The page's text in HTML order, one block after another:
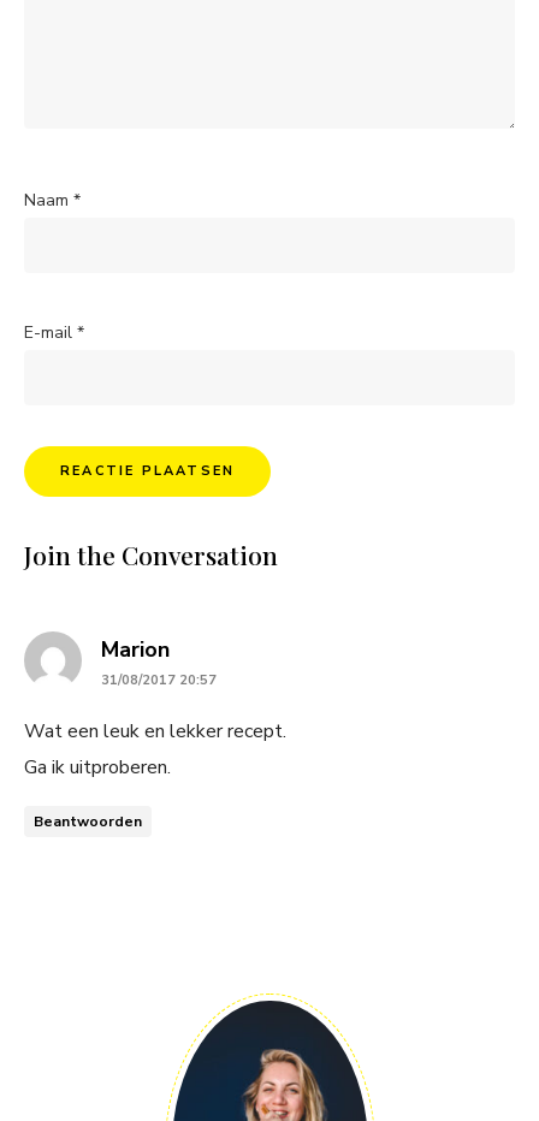
Naam *
E-mail *
Join the Conversation
Marionsays:
31/08/2017 20:57
Wat een leuk en lekker recept.
Ga ik uitproberen.
Beantwoorden